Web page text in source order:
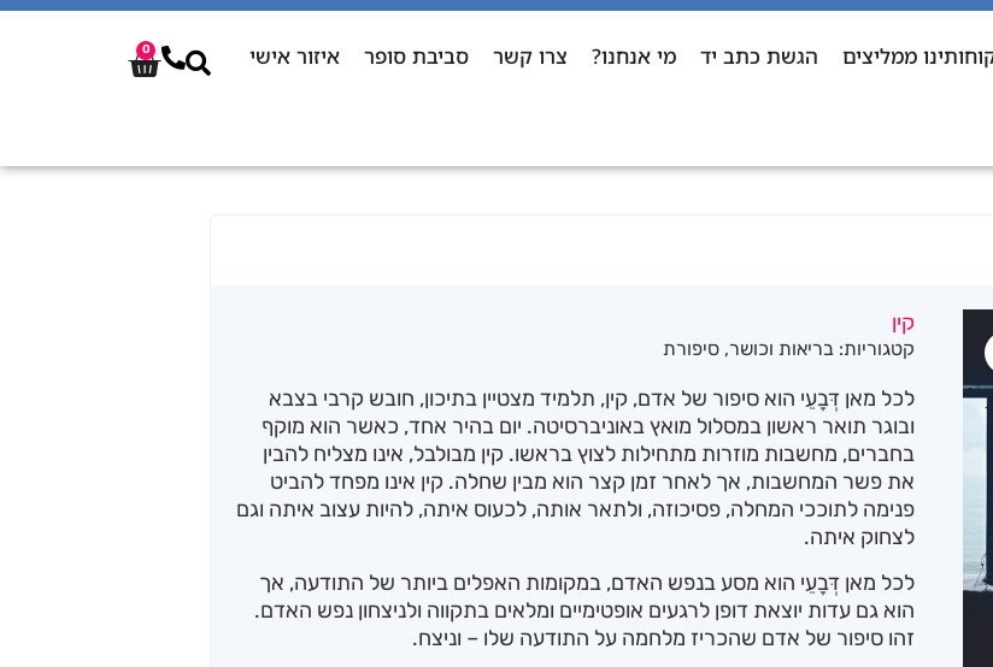
ממליצים הגשת כתב יד מי אנחנו? צרו קשר סביבת סופר איזור אישי 0
קין
קטגוריות: בריאות וכושר, סיפורת
לכל מאן דְּבָעֵי הוא סיפור של אדם, קין, תלמיד מצטיין בתיכון, חובש קרבי בצבא
ובוגר תואר ראשון במסלול מואץ באוניברסיטה. יום בהיר אחד, כאשר הוא מוקף
בחברים, מחשבות מוזרות מתחילות לצוץ בראשו. קין מבולבל, אינו מצליח להבין
את פשר המחשבות, אך לאחר זמן קצר הוא מבין שחלה. קין אינו מפחד להביט
פנימה לתוככי המחלה, פסיכוזה, ולתאר אותה, לכעוס איתה, להיות עצוב איתה וגם
לצחוק איתה.
לכל מאן דְּבָעֵי הוא מסע בנפש האדם, במקומות האפלים ביותר של התודעה, אך
הוא גם עדות יוצאת דופן לרגעים אופטימיים ומלאים בתקווה ולניצחון נפש האדם.
זהו סיפור של אדם שהכריז מלחמה על התודעה שלו – וניצח.